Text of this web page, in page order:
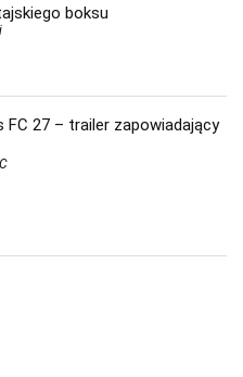
boksu
FC 27 – trailer zapowiadający